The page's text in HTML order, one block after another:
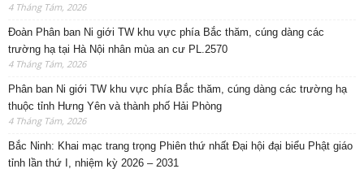
4 Tháng Tám, 2026
Đoàn Phân ban Ni giới TW khu vực phía Bắc thăm, cúng dàng các
trường hạ tại Hà Nội nhân mùa an cư PL.2570
4 Tháng Tám, 2026
Phân ban Ni giới TW khu vực phía Bắc thăm, cúng dàng các trường hạ
thuộc tỉnh Hưng Yên và thành phố Hải Phòng
4 Tháng Tám, 2026
Bắc Ninh: Khai mạc trang trọng Phiên thứ nhất Đại hội đại biểu Phật giáo
tỉnh lần thứ I, nhiệm kỳ 2026 – 2031